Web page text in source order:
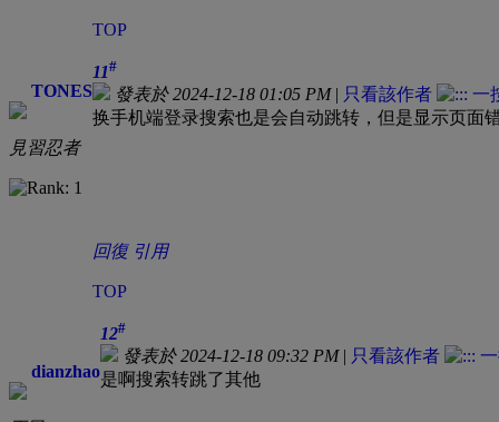
TOP
TONES
見習忍者
11#
發表於 2024-12-18 01:05 PM| 只看該作者
换手机端登录搜索也是会自动跳转，但是显示页面
回復 引用
TOP
dianzhao
12#
發表於 2024-12-18 09:32 PM| 只看該作者
是啊搜索转跳了其他